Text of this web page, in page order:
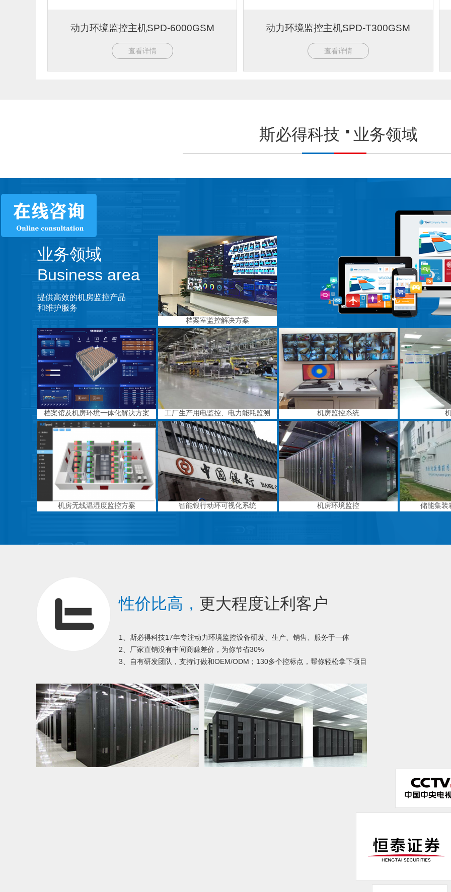
动力环境监控主机SPD-6000GSM
查看详情
动力环境监控主机SPD-T300GSM
查看详情
斯必得科技 业务领域
业务领域
Business area
提供高效的机房监控产品
和维护服务
档案室监控解决方案
档案馆及机房环境一体化解决方案 工厂生产用电监控、电力能耗监测 机房监控系统
机房无线温湿度监控方案 智能银行动环可视化系统 机房环境监控 储能集装
性价比高， 更大程度让利客户
1、斯必得科技17年专注动力环境监控设备研发、生产、销售、服务于一体
2、厂家直销没有中间商赚差价，为你节省30%
3、自有研发团队，支持订做和OEM/ODM；130多个控标点，帮你轻松拿下项目